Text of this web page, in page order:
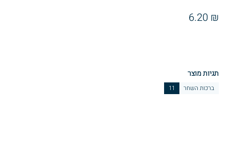
₪ 6.20
תגיות מוצר
ברכות השחר 11